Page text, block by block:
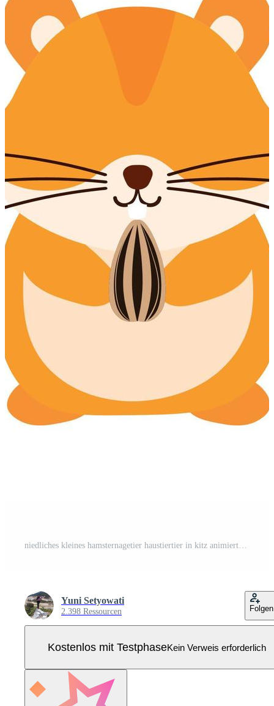
niedliches kleines hamsternagetier haustiertier in kitz animierter karikaturvektorillustration Pro Vektor
Yuni Setyowati
2.398 Ressourcen Folgen
Kostenlos mit TestphaseKein Verweis erforderlich